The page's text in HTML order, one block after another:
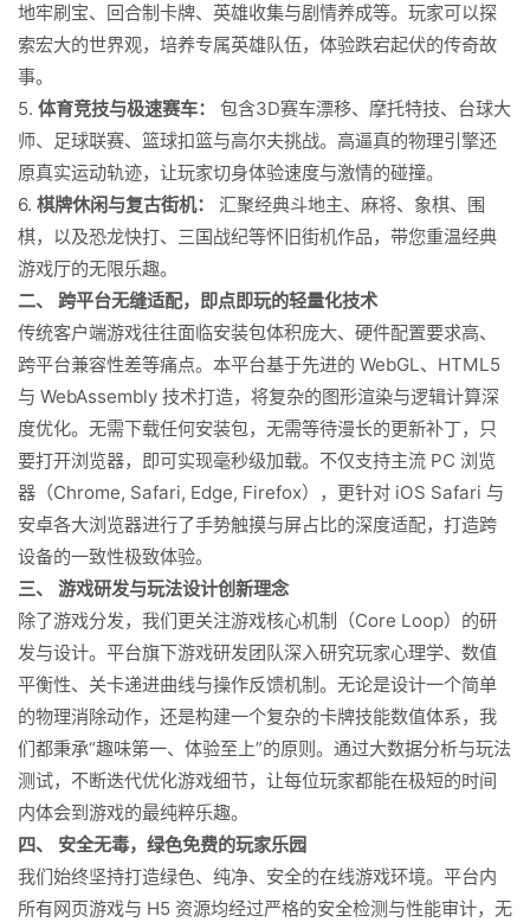
地牢刷宝、回合制卡牌、英雄收集与剧情养成等。玩家可以探
索宏大的世界观，培养专属英雄队伍，体验跌宕起伏的传奇故
事。
5. 体育竞技与极速赛车：
包含3D赛车漂移、摩托特技、台球大
师、足球联赛、篮球扣篮与高尔夫挑战。高逼真的物理引擎还
原真实运动轨迹，让玩家切身体验速度与激情的碰撞。
6. 棋牌休闲与复古街机：
汇聚经典斗地主、麻将、象棋、围
棋，以及恐龙快打、三国战纪等怀旧街机作品，带您重温经典
游戏厅的无限乐趣。
二、 跨平台无缝适配，即点即玩的轻量化技术
传统客户端游戏往往面临安装包体积庞大、硬件配置要求高、
跨平台兼容性差等痛点。本平台基于先进的 WebGL、HTML5
与 WebAssembly 技术打造，将复杂的图形渲染与逻辑计算深
度优化。无需下载任何安装包，无需等待漫长的更新补丁，只
要打开浏览器，即可实现毫秒级加载。不仅支持主流 PC 浏览
器（Chrome, Safari, Edge, Firefox），更针对 iOS Safari 与
安卓各大浏览器进行了手势触摸与屏占比的深度适配，打造跨
设备的一致性极致体验。
三、 游戏研发与玩法设计创新理念
除了游戏分发，我们更关注游戏核心机制（Core Loop）的研
发与设计。平台旗下游戏研发团队深入研究玩家心理学、数值
平衡性、关卡递进曲线与操作反馈机制。无论是设计一个简单
的物理消除动作，还是构建一个复杂的卡牌技能数值体系，我
们都秉承“趣味第一、体验至上”的原则。通过大数据分析与玩法
测试，不断迭代优化游戏细节，让每位玩家都能在极短的时间
内体会到游戏的最纯粹乐趣。
四、 安全无毒，绿色免费的玩家乐园
我们始终坚持打造绿色、纯净、安全的在线游戏环境。平台内
所有网页游戏与 H5 资源均经过严格的安全检测与性能审计，无